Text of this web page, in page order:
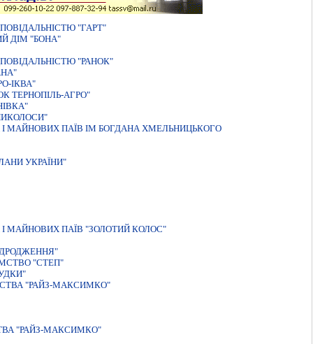
"ГАРТ"
ДІМ "БОНА"
"РАНОК"
ІКВА"
ТЕРНОПIЛЬ-АГРО"
МАЙНОВИХ ПАЇВ ІМ БОГДАНА ХМЕЛЬНИЦЬКОГО
УКРАЇНИ"
МАЙНОВИХ ПАЇВ "ЗОЛОТИЙ КОЛОС"
"СТЕП"
"РАЙЗ-МАКСИМКО"
"РАЙЗ-МАКСИМКО"